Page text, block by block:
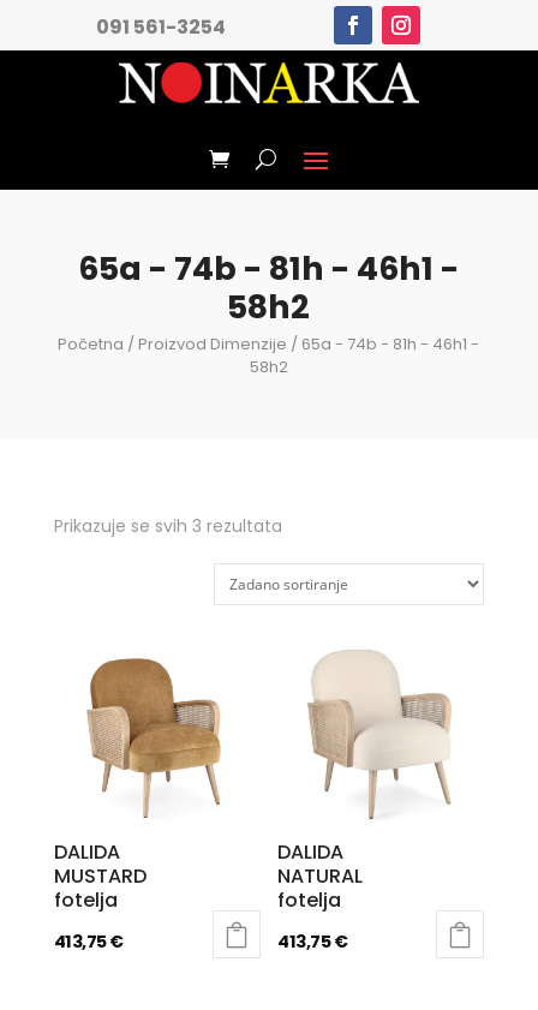
091 561-3254
65a - 74b - 81h - 46h1 -
58h2
Početna / Proizvod Dimenzije / 65a - 74b - 81h - 46h1 -
58h2
Prikazuje se svih 3 rezultata
DALIDA
MUSTARD
fotelja
413,75€
DALIDA
NATURAL
fotelja
413,75€